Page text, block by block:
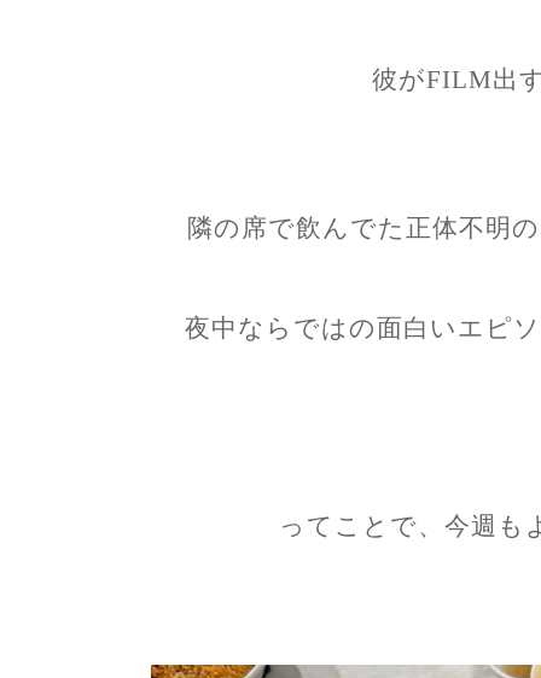
彼がFILM出
隣の席で飲んでた正体不明
夜中ならではの面白いエピ
ってことで、今週も